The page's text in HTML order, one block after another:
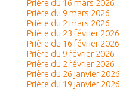
Prière du 16 mars 2026
Prière du 9 mars 2026
Prière du 2 mars 2026
Prière du 23 février 2026
Prière du 16 février 2026
Prière du 9 février 2026
Prière du 2 février 2026
Prière du 26 janvier 2026
Prière du 19 janvier 2026